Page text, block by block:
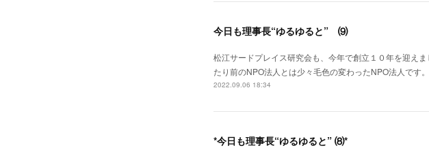
今日も理事長“ゆるゆると” ⑼
松江サードプレイス研究会も、今年で創立１０年を迎え
たり前のNPO法人とは少々毛色の変わったNPO法人で
2022.09.06 18:34
*今日も理事長“ゆるゆると” ⑻*